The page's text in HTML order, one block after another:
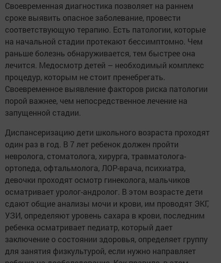
Своевременная диагностика позволяет на раннем
сроке выявить опасное заболевание, провести
соответствующую терапию. Есть патологии, которые
на начальной стадии протекают бессимптомно. Чем
раньше болезнь обнаруживается, тем быстрее она
лечится. Медосмотр детей – необходимый комплекс
процедур, которым не стоит пренебрегать.
Своевременное выявление факторов риска патологии
порой важнее, чем непосредственное лечение на
запущенной стадии.
Диспансеризацию дети школьного возраста проходят
один раз в год. В 7 лет ребенок должен пройти
невролога, стоматолога, хирурга, травматолога-
ортопеда, офтальмолога, ЛОР-врача, психиатра,
девочки проходят осмотр гинеколога, мальчиков
осматривает уролог-андролог. В этом возрасте дети
сдают общие анализы мочи и крови, им проводят ЭКГ,
УЗИ, определяют уровень сахара в крови, последним
ребенка осматривает педиатр, который дает
заключение о состоянии здоровья, определяет группу
для занятия физкультурой, если нужно направляет